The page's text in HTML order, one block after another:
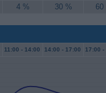
4 % 30 % 60
11:00 - 14:00 14:00 - 17:00 17:00 -